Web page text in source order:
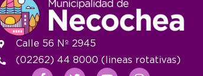
Calle 56 Nº 2945
(02262) 44 8000 (lineas rotativas)